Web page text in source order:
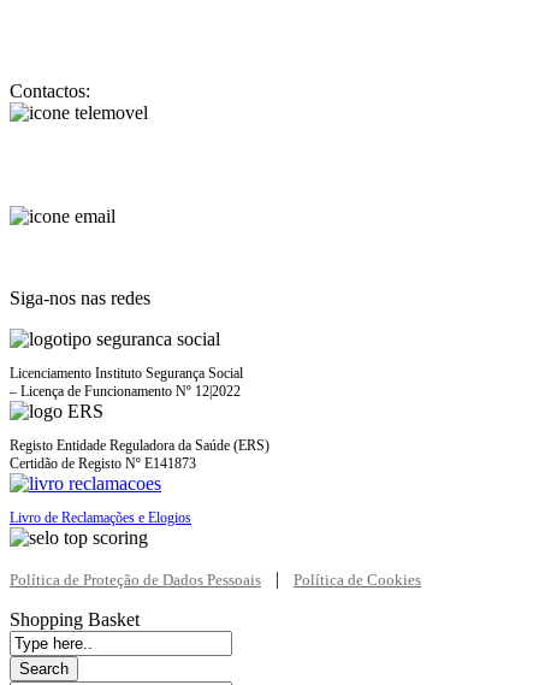
Contactos:
Siga-nos nas redes
Licenciamento Instituto Segurança Social
– Licença de Funcionamento Nº 12|2022
Registo Entidade Reguladora da Saúde (ERS)
Certidão de Registo Nº E141873
Livro de Reclamações e Elogios
Política de Proteção de Dados Pessoais Política de Cookies
Shopping Basket